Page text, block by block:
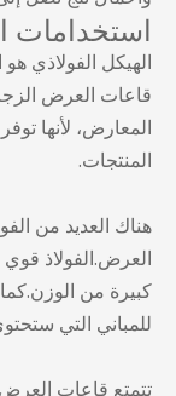
استخدامات
الهيكل الفولاذي
قاعات العرض
المعارض، لأنها
المنتجات.
هناك العديد من
العرض.الفولاذ قوي
كبيرة من الوزن.كما
للمباني التي
تتمتع قاعات العرض